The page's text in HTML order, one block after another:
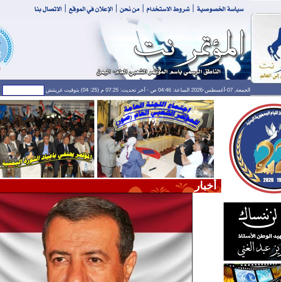
الجمعة, 07-أغسطس-2026 الساعة: 04:46 ص - آخر تحديث: 07:25 م (25: 04) بتوقيت غرينتش
أخبار